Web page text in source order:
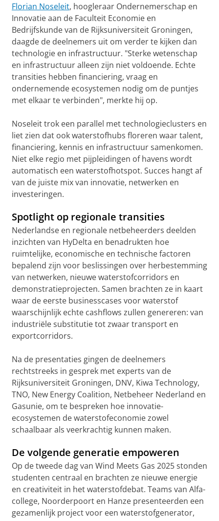
Florian Noseleit, hoogleraar Ondernemerschap en
Innovatie aan de Faculteit Economie en
Bedrijfskunde van de Rijksuniversiteit Groningen,
daagde de deelnemers uit om verder te kijken dan
technologie en infrastructuur. "Sterke wetenschap
en infrastructuur alleen zijn niet voldoende. Echte
transities hebben financiering, vraag en
ondernemende ecosystemen nodig om de puntjes
met elkaar te verbinden", merkte hij op.
Noseleit trok een parallel met technologieclusters en
liet zien dat ook waterstofhubs floreren waar talent,
financiering, kennis en infrastructuur samenkomen.
Niet elke regio met pijpleidingen of havens wordt
automatisch een waterstofhotspot. Succes hangt af
van de juiste mix van innovatie, netwerken en
investeringen.
Spotlight op regionale transities
Nederlandse en regionale netbeheerders deelden
inzichten van HyDelta en benadrukten hoe
ruimtelijke, economische en technische factoren
bepalend zijn voor beslissingen over herbestemming
van netwerken, nieuwe waterstofcorridors en
demonstratieprojecten. Samen brachten ze in kaart
waar de eerste businesscases voor waterstof
waarschijnlijk echte cashflows zullen genereren: van
industriële substitutie tot zwaar transport en
exportcorridors.
Na de presentaties gingen de deelnemers
rechtstreeks in gesprek met experts van de
Rijksuniversiteit Groningen, DNV, Kiwa Technology,
TNO, New Energy Coalition, Netbeheer Nederland en
Gasunie, om te bespreken hoe innovatie-
ecosystemen de waterstofeconomie zowel
schaalbaar als veerkrachtig kunnen maken.
De volgende generatie empoweren
Op de tweede dag van Wind Meets Gas 2025 stonden
studenten centraal en brachten ze nieuwe energie
en creativiteit in het waterstofdebat. Teams van Alfa-
college, Noorderpoort en Hanze presenteerden een
gezamenlijk project voor een waterstofgenerator,